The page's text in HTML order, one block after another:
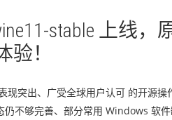
stable 上线，
！
突出、广受全球用户认可 的开源
不够完善、部分常用 Windows 软